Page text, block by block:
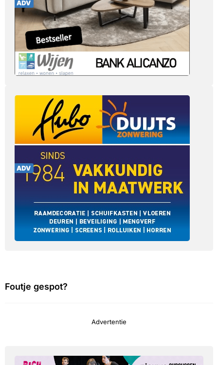
Foutje gespot?
Advertentie